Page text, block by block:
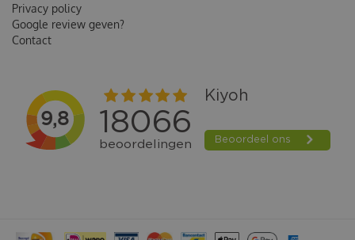
Privacy policy
Google review geven?
Contact